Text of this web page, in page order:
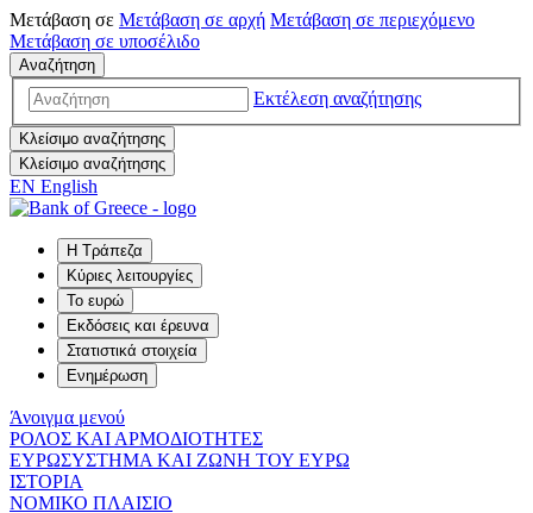
Μετάβαση σε Μετάβαση σε αρχή Μετάβαση σε περιεχόμενο
Μετάβαση σε υποσέλιδο
Αναζήτηση
Εκτέλεση αναζήτησης
Κλείσιμο αναζήτησης
Κλείσιμο αναζήτησης
EN English
Η Τράπεζα
Κύριες λειτουργίες
Το ευρώ
Εκδόσεις και έρευνα
Στατιστικά στοιχεία
Ενημέρωση
Άνοιγμα μενού
ΡΟΛΟΣ ΚΑΙ ΑΡΜΟΔΙΟΤΗΤΕΣ
ΕΥΡΩΣΥΣΤΗΜΑ ΚΑΙ ΖΩΝΗ ΤΟΥ ΕΥΡΩ
ΙΣΤΟΡΙΑ
ΝΟΜΙΚΟ ΠΛΑΙΣΙΟ